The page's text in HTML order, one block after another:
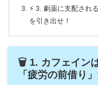
⚡ 3. 劇薬に支配され
を引き出せ！
🗑️ 1. カフェイン
「疲労の前借り」